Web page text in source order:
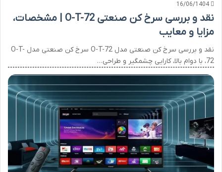
16/06/1404
نقد و بررسی سرخ کن صنعتی O-T-72 | مشخصات،
مزایا و معایب
نقد و بررسی سرخ کن صنعتی مدل O-T-72 سرخ کن صنعتی مدل O-T-
72، با دوام بالا، کارایی چشمگیر و طراحی…